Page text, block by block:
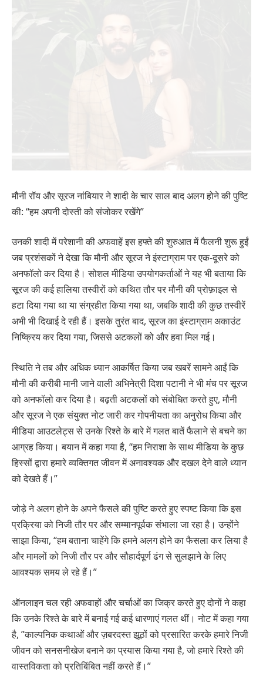
मौनी रॉय और सूरज नांबियार ने शादी के चार साल बाद अलग होने की पुष्टि
की: “हम अपनी दोस्ती को संजोकर रखेंगे”
उनकी शादी में परेशानी की अफवाहें इस हफ्ते की शुरुआत में फैलनी शुरू हुईं
जब प्रशंसकों ने देखा कि मौनी और सूरज ने इंस्टाग्राम पर एक-दूसरे को
अनफॉलो कर दिया है। सोशल मीडिया उपयोगकर्ताओं ने यह भी बताया कि
सूरज की कई हालिया तस्वीरों को कथित तौर पर मौनी की प्रोफ़ाइल से
हटा दिया गया था या संग्रहीत किया गया था, जबकि शादी की कुछ तस्वीरें
अभी भी दिखाई दे रही हैं। इसके तुरंत बाद, सूरज का इंस्टाग्राम अकाउंट
निष्क्रिय कर दिया गया, जिससे अटकलों को और हवा मिल गई।
स्थिति ने तब और अधिक ध्यान आकर्षित किया जब खबरें सामने आईं कि
मौनी की करीबी मानी जाने वाली अभिनेत्री दिशा पटानी ने भी मंच पर सूरज
को अनफॉलो कर दिया है। बढ़ती अटकलों को संबोधित करते हुए, मौनी
और सूरज ने एक संयुक्त नोट जारी कर गोपनीयता का अनुरोध किया और
मीडिया आउटलेट्स से उनके रिश्ते के बारे में गलत बातें फैलाने से बचने का
आग्रह किया। बयान में कहा गया है, “हम निराशा के साथ मीडिया के कुछ
हिस्सों द्वारा हमारे व्यक्तिगत जीवन में अनावश्यक और दखल देने वाले ध्यान
को देखते हैं।”
जोड़े ने अलग होने के अपने फैसले की पुष्टि करते हुए स्पष्ट किया कि इस
प्रक्रिया को निजी तौर पर और सम्मानपूर्वक संभाला जा रहा है। उन्होंने
साझा किया, “हम बताना चाहेंगे कि हमने अलग होने का फैसला कर लिया है
और मामलों को निजी तौर पर और सौहार्दपूर्ण ढंग से सुलझाने के लिए
आवश्यक समय ले रहे हैं।”
ऑनलाइन चल रही अफवाहों और चर्चाओं का जिक्र करते हुए दोनों ने कहा
कि उनके रिश्ते के बारे में बनाई गई कई धारणाएं गलत थीं। नोट में कहा गया
है, ”काल्पनिक कथाओं और ज़बरदस्त झूठों को प्रसारित करके हमारे निजी
जीवन को सनसनीखेज बनाने का प्रयास किया गया है, जो हमारे रिश्ते की
वास्तविकता को प्रतिबिंबित नहीं करते हैं।”